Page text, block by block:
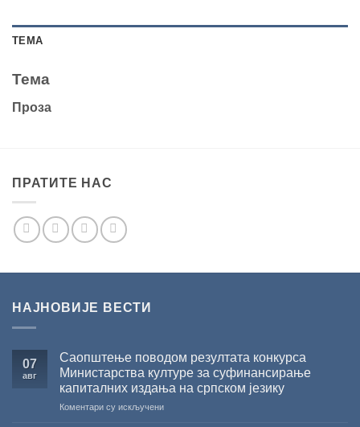
TEМА
Teма
Проза
ПРАТИТЕ НАС
НАЈНОВИЈЕ ВЕСТИ
07
авг
Саопштење поводом резултата конкурса
Министарства културе за суфинансирање
капиталних издања на српском језику
Коментари су искљученина